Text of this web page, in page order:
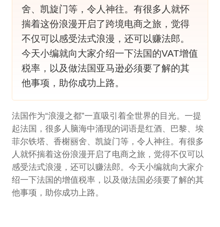
舍、凯旋门等，令人神往。有很多人就怀
揣着这份浪漫开启了跨境电商之旅，觉得
不仅可以感受法式浪漫，还可以赚法郎。
今天小编就向大家介绍一下法国的VAT增值
税率，以及做法国亚马逊必须要了解的其
他事项，助你成功上路。
法国作为“浪漫之都”一直吸引着全世界的目光。一提
起法国，很多人脑海中涌现的词语是红酒、巴黎、埃
菲尔铁塔、香榭丽舍、凯旋门等，令人神往。有很多
人就怀揣着这份浪漫开启了电商之旅，觉得不仅可以
感受法式浪漫，还可以赚法郎。今天小编就向大家介
绍一下法国的增值税率，以及做法国必须要了解的其
他事项，助你成功上路。